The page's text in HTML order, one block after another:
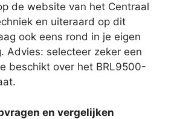
de website van het Centraal
en uiteraard op dit
ook eens rond in je eigen
Advies: selecteer zeker een
beschikt over het BRL9500-
en vergelijken